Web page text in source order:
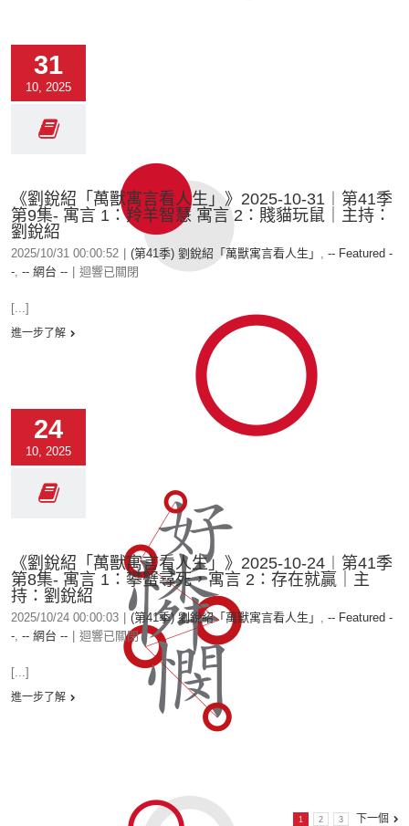
31
10, 2025
《劉銳紹「萬獸寓言看人生」》2025-10-31︱第41季
第9集- 寓言 1：羚羊智慧 寓言 2：賤貓玩鼠｜主持：
劉銳紹
2025/10/31 00:00:52 (第41季) 劉銳紹「萬獸寓言看人生」 , -- Featured -
-, -- 網台 -- 迴響已關閉
[...]
進一步了解
24
10, 2025
《劉銳紹「萬獸寓言看人生」》2025-10-24︱第41季
第8集- 寓言 1：攀蟹尋死，寓言 2：存在就贏｜主
持：劉銳紹
2025/10/24 00:00:03 (第41季) 劉銳紹「萬獸寓言看人生」 , -- Featured -
-, -- 網台 -- 迴響已關閉
[...]
進一步了解
1 2 3 下一個